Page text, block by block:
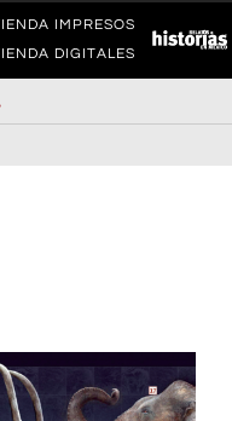
IMPRESOS
DIGITALES